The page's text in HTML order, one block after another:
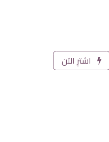
اشترِ الآن